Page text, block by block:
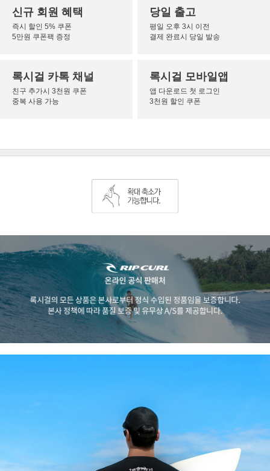
신규 회원 혜택
즉시 할인 5% 쿠폰
5만원 쿠폰팩 증정
당일 출고
평일 오후 3시 이전
결제 완료시 당일 발송
록시걸 카톡 채널
친구 추가시 3천원 쿠폰
중복 사용 가능
록시걸 모바일앱
앱 다운로드 첫 로그인
3천원 할인 쿠폰